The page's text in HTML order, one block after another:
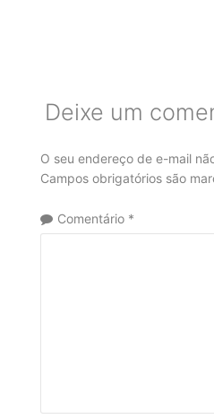
Deixe um
O seu endereço de e-mail
Campos obrigatórios são
Comentário *